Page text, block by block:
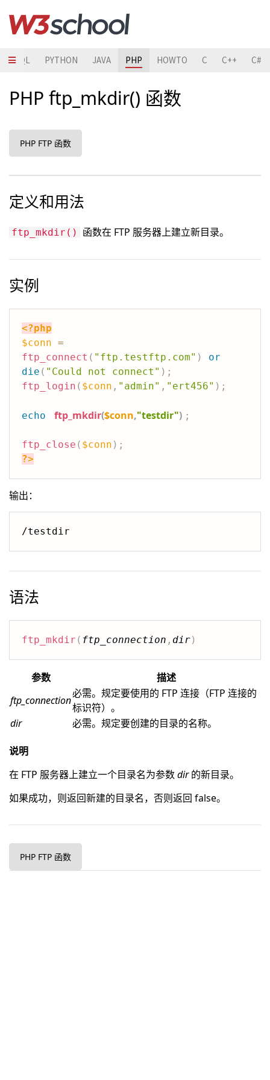
SQL PYTHON JAVA PHP HOWTO C C++ C#
PHP ftp_mkdir() 函数
PHP FTP 函数
定义和用法
ftp_mkdir() 函数在 FTP 服务器上建立新目录。
实例
<?php
$conn =
ftp_connect ( "ftp.testftp.com" )
or
die ( "Could not connect" ) ;
ftp_login ( $conn , "admin" , "ert456" ) ;
echo ftp_mkdir($conn,"testdir") ;
ftp_close ( $conn ) ;
?>
输出：
语法
ftp_mkdir ( ftp_connection , dir)
参数
描述
ftp_connection
必需。规定要使用的 FTP 连接（FTP 连接的
标识符）。
dir
必需。规定要创建的目录的名称。
说明
在 FTP 服务器上建立一个目录名为参数dir的新目录。
如果成功，则返回新建的目录名，否则返回 false。
PHP FTP 函数